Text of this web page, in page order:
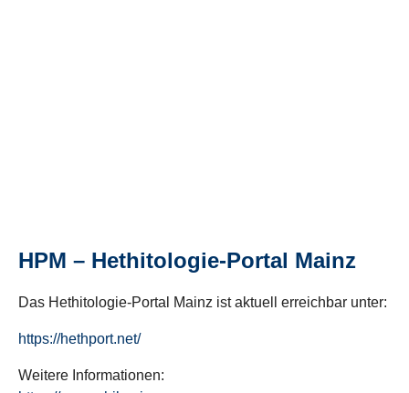
HPM – Hethitologie-Portal Mainz
Das Hethitologie-Portal Mainz ist aktuell erreichbar unter:
https://hethport.net/
Weitere Informationen: